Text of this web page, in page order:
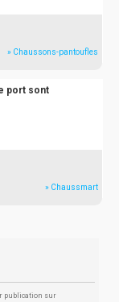
» Chaussons-pantoufles
port sont
» Chaussmart
publication sur